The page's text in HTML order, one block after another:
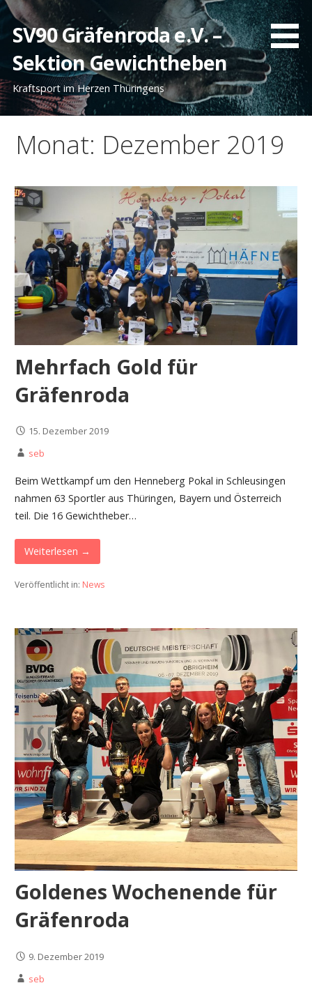
Zum
Inhalt
springen
SV90 Gräfenroda e.V. –
Sektion Gewichtheben
Kraftsport im Herzen Thüringens
Monat: Dezember 2019
Mehrfach Gold für
Gräfenroda
15. Dezember 2019
seb
Beim Wettkampf um den Henneberg Pokal in Schleusingen
nahmen 63 Sportler aus Thüringen, Bayern und Österreich
teil. Die 16 Gewichtheber…
Weiterlesen →
Veröffentlicht in: News
Goldenes Wochenende für
Gräfenroda
9. Dezember 2019
seb